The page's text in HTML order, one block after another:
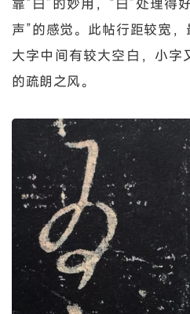
声”的感觉。此帖行距较宽，
大字中间有较大空白，小字
的疏朗之风。